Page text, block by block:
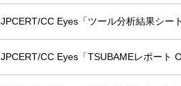
JPCERT/CC Eyes「ツール分析結果シー
JPCERT/CC Eyes「TSUBAMEレポート